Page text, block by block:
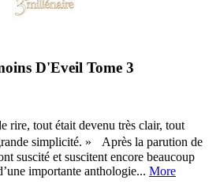
D'Eveil Tome 3
rire, tout était devenu très clair, tout
simplicité. » Après la parution de
suscité et suscitent encore beaucoup
importante anthologie... More